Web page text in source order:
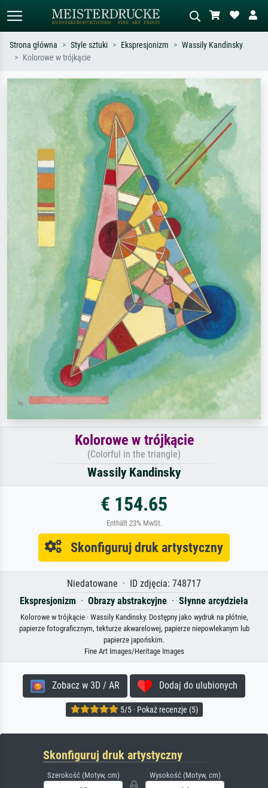
Szukaj wg artysty, tytułu lub stylu – np.
Monet, Gwiaździsta noc,
impresjonizm, fala Hokusaia, akt.
Opisz scenę – np. zielona łąka,
abstrakcja z czerwienią, ciemny olej,
stojący akt obok drzewa.
Strona główna Style sztuki Ekspresjonizm
Wassily Kandinsky
Kolorowe w trójkącie
Kolorowe w trójkącie
(Colorful in the triangle)
Wassily Kandinsky
€ 154.65
Enthält 23% MwSt.
Skonfiguruj druk artystyczny
Niedatowane · ID zdjęcia: 748717
Ekspresjonizm · Obrazy abstrakcyjne · Słynne arcydzieła
Kolorowe w trójkącie · Wassily Kandinsky. Dostępny jako wydruk na płótnie,
papierze fotograficznym, tekturze akwarelowej, papierze niepowlekanym lub
papierze japońskim.
Fine Art Images/Heritage Images
Zobacz w 3D / AR Dodaj do ulubionych
5/5 · Pokaż recenzje (5)
Skonfiguruj druk artystyczny
Szerokość (Motyw, cm) Wysokość (Motyw, cm)